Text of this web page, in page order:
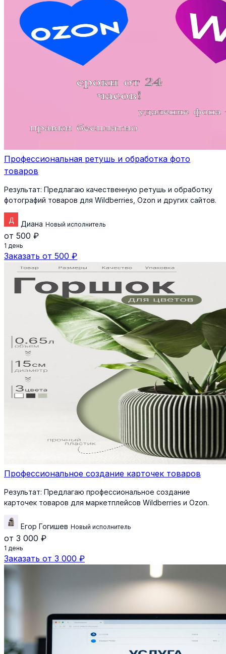
Профессиональная ретушь и обработка фото
товаров
Результат: Предлагаю качественную ретушь и обработку
фотографий товаров для Wildberries, Ozon и других сайтов.
Диана Новый исполнитель
от 500 ₽
1 день
Заказать от 500 ₽
Профессиональное создание карточек товаров
Результат: Предлагаю профессиональное создание
карточек товаров для маркетплейсов Wildberries и Ozon.
Егор Гогишев Новый исполнитель
от 3 000 ₽
1 день
Заказать от 3 000 ₽